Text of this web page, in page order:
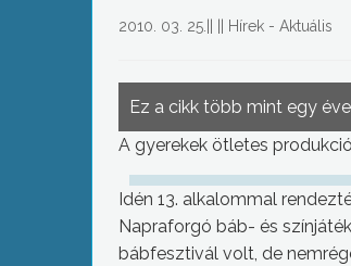
2010. 03. 25. Hírek - Aktuális
Ez a cikk több mint egy
A gyerekek ötletes
Idén 13. alkalommal
Napraforgó báb- és
bábfesztivál volt, de